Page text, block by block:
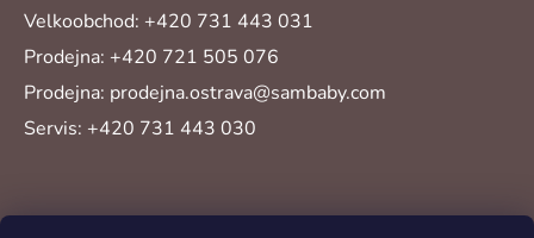
Velkoobchod: +420 731 443 031
Prodejna: +420 721 505 076
Prodejna: prodejna.ostrava@sambaby.com
Servis: +420 731 443 030